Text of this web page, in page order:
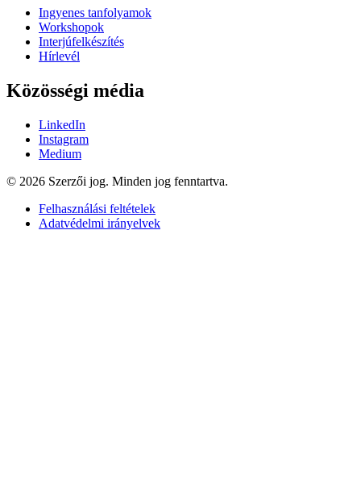
Ingyenes tanfolyamok
Workshopok
Interjúfelkészítés
Hírlevél
Közösségi média
LinkedIn
Instagram
Medium
© 2026 Szerzői jog. Minden jog fenntartva.
Felhasználási feltételek
Adatvédelmi irányelvek